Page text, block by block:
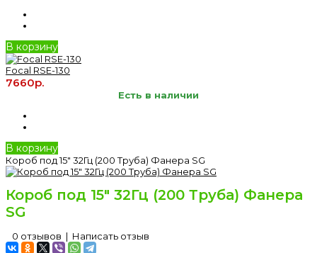
В корзину
Focal RSE-130
7660р.
Есть в наличии
В корзину
Короб под 15" 32Гц (200 Труба) Фанера SG
Короб под 15" 32Гц (200 Труба) Фанера
SG
0 отзывов | Написать отзыв